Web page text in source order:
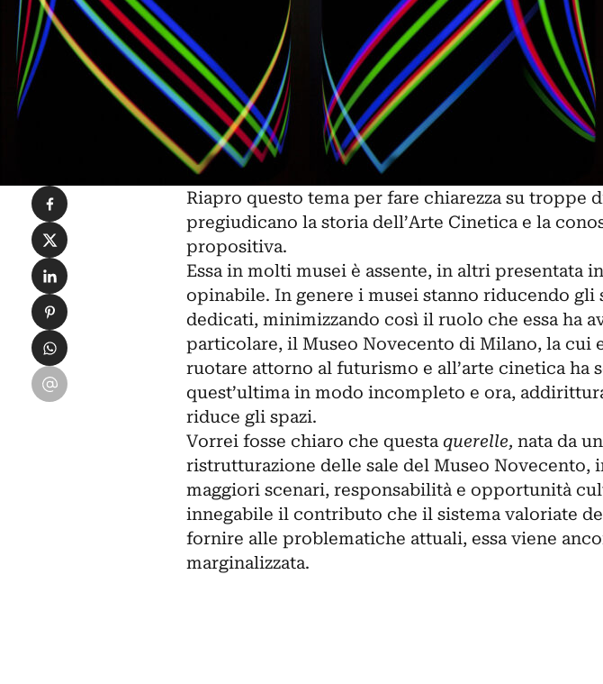
Riapro questo tema per fare chiarezza su troppe
pregiudicano la storia dell’Arte Cineticae la
propositiva.
Essa in molti musei è assente, in altri presentata
opinabile. In genere i musei stanno riducendo gli
dedicati, minimizzando così il ruolo che essa ha
particolare, il Museo Novecento di Milano, la cui
ruotare attorno al futurismo e all’arte cinetica ha
quest’ultima in modo incompleto e ora,
riduce gli spazi.
Vorrei fosse chiaro che questaquerelle, nata da
ristrutturazione delle sale del Museo Novecento,
maggiori scenari, responsabilità e opportunità
innegabile il contributo che il sistema valoriate
fornire alle problematiche attuali, essa viene
marginalizzata.
Condividi su Facebook
Condividi su X
Condividi su LinkedIn
Condividi su Pinterest
Condividi su WhatsApp
Condividi su Email